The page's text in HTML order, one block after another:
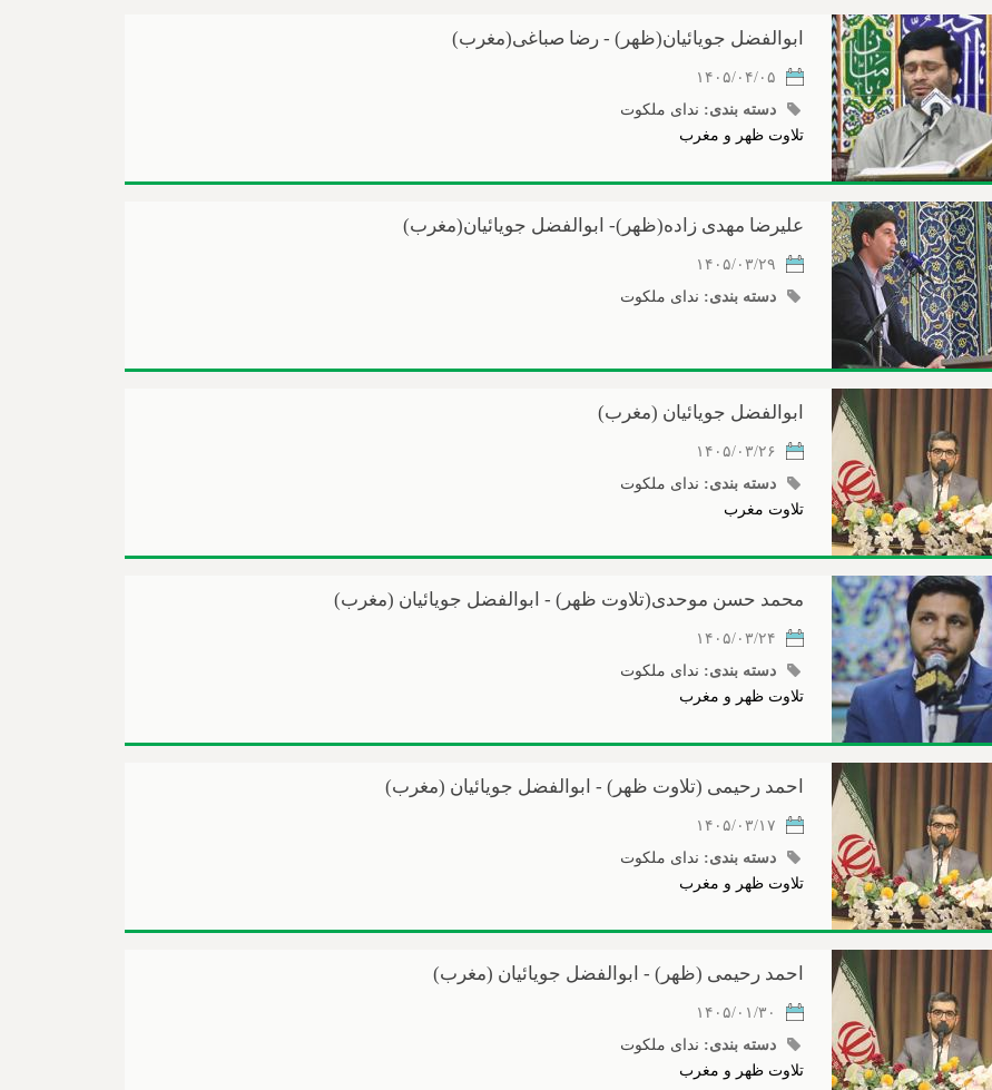
ابوالفضل جویائیان(ظهر) - رضا صباغی(مغرب)
۱۴۰۵/۰۴/۰۵
دسته بندی: ندای ملکوت
تلاوت ظهر و مغرب
علیرضا مهدی زاده(ظهر)- ابوالفضل جویائیان(مغرب)
۱۴۰۵/۰۳/۲۹
دسته بندی: ندای ملکوت
ابوالفضل جویائیان (مغرب)
۱۴۰۵/۰۳/۲۶
دسته بندی: ندای ملکوت
تلاوت مغرب
محمد حسن موحدی(تلاوت ظهر) - ابوالفضل جویائیان (مغرب)
۱۴۰۵/۰۳/۲۴
دسته بندی: ندای ملکوت
تلاوت ظهر و مغرب
احمد رحیمی (تلاوت ظهر) - ابوالفضل جویائیان (مغرب)
۱۴۰۵/۰۳/۱۷
دسته بندی: ندای ملکوت
تلاوت ظهر و مغرب
احمد رحیمی (ظهر) - ابوالفضل جویائیان (مغرب)
۱۴۰۵/۰۱/۳۰
دسته بندی: ندای ملکوت
تلاوت ظهر و مغرب